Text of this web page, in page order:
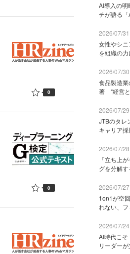
0
0
AI導入の
チが語る「
2026/07/
女性やシニ
を組織の力
2026/07/
食品製造
著 “経営と
2026/07/
JTBのタレ
キャリア
2026/07/
「立ち上
グを分解
2026/07/
1on1が空
れない、
2026/07/
AI時代こ
リーダー